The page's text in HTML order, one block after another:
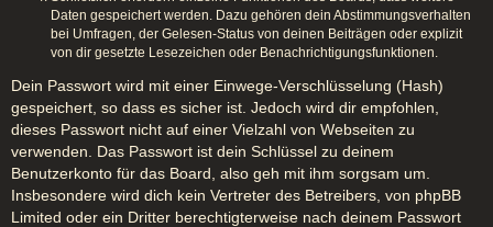
Daten gespeichert werden. Dazu gehören dein Abstimmungsverhalten
bei Umfragen, der Gelesen-Status von deinen Beiträgen oder explizit
von dir gesetzte Lesezeichen oder Benachrichtigungsfunktionen.
Dein Passwort wird mit einer Einwege-Verschlüsselung (Hash)
gespeichert, so dass es sicher ist. Jedoch wird dir empfohlen,
dieses Passwort nicht auf einer Vielzahl von Webseiten zu
verwenden. Das Passwort ist dein Schlüssel zu deinem
Benutzerkonto für das Board, also geh mit ihm sorgsam um.
Insbesondere wird dich kein Vertreter des Betreibers, von phpBB
Limited oder ein Dritter berechtigterweise nach deinem Passwort